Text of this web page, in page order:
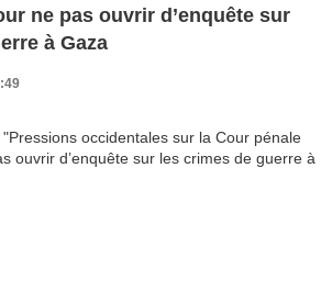
ne pas ouvrir d’enquête sur
à Gaza